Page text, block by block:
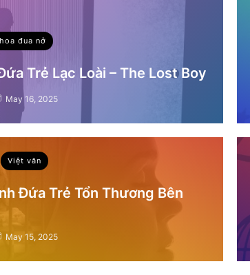
đua nở
Trẻ Lạc Loài – The Lost Boy
May 16, 2025
Việt văn
Đứa Trẻ Tổn Thương Bên
May 15, 2025